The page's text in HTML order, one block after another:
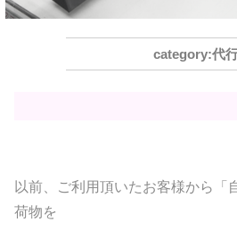
代
以前、ご利用頂いたお客様から「
荷物を